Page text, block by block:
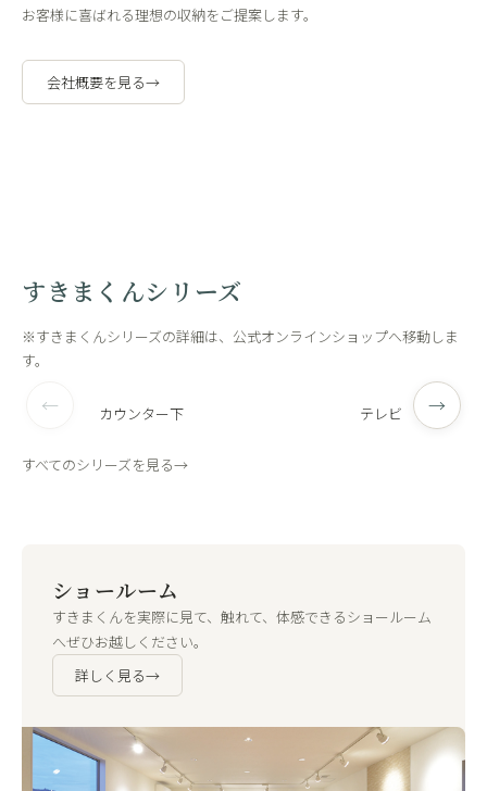
お客様に喜ばれる理想の収納をご提案します。
会社概要を見る→
すきまくんシリーズ
すべてのシリーズを見る→
※すきまくんシリーズの詳細は、公式オンラインショップへ移動しま
す。
← カウンター下 テレビ →
ショールーム
すきまくんを実際に見て、触れて、体感できるショールーム
へぜひお越しください。
詳しく見る→